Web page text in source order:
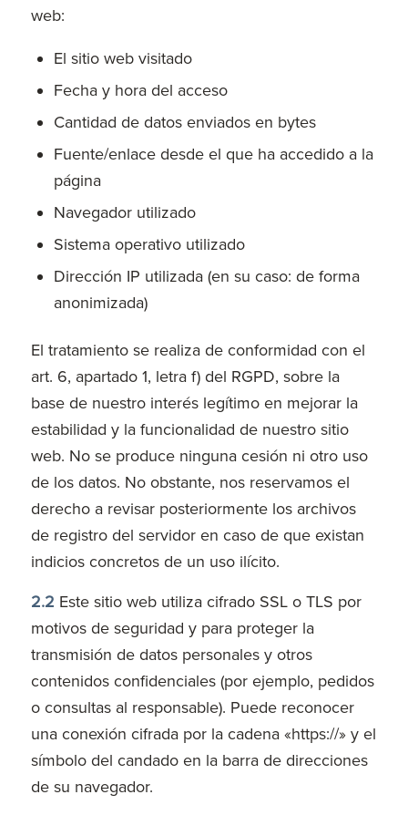
web:
El sitio web visitado
Fecha y hora del acceso
Cantidad de datos enviados en bytes
Fuente/enlace desde el que ha accedido a la
página
Navegador utilizado
Sistema operativo utilizado
Dirección IP utilizada (en su caso: de forma
anonimizada)
El tratamiento se realiza de conformidad con el
art. 6, apartado 1, letra f) del RGPD, sobre la
base de nuestro interés legítimo en mejorar la
estabilidad y la funcionalidad de nuestro sitio
web. No se produce ninguna cesión ni otro uso
de los datos. No obstante, nos reservamos el
derecho a revisar posteriormente los archivos
de registro del servidor en caso de que existan
indicios concretos de un uso ilícito.
2.2 Este sitio web utiliza cifrado SSL o TLS por
motivos de seguridad y para proteger la
transmisión de datos personales y otros
contenidos confidenciales (por ejemplo, pedidos
o consultas al responsable). Puede reconocer
una conexión cifrada por la cadena «https://» y el
símbolo del candado en la barra de direcciones
de su navegador.